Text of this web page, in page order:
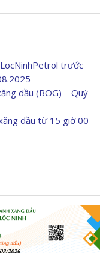
trước
dầu (BOG) – Quý
dầu từ 15 giờ 00